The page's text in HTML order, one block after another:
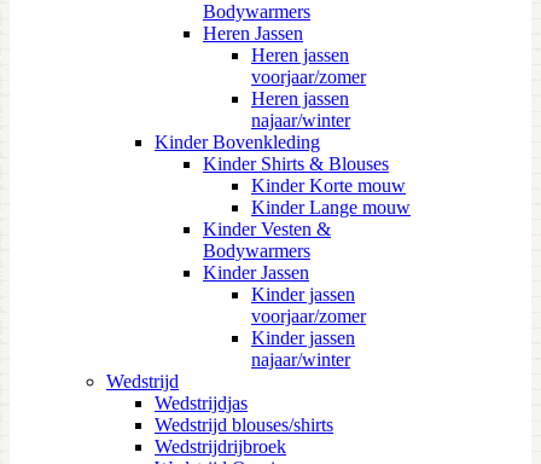
Bodywarmers
Heren Jassen
Heren jassen
voorjaar/zomer
Heren jassen
najaar/winter
Kinder Bovenkleding
Kinder Shirts & Blouses
Kinder Korte mouw
Kinder Lange mouw
Kinder Vesten &
Bodywarmers
Kinder Jassen
Kinder jassen
voorjaar/zomer
Kinder jassen
najaar/winter
Wedstrijd
Wedstrijdjas
Wedstrijd blouses/shirts
Wedstrijdrijbroek